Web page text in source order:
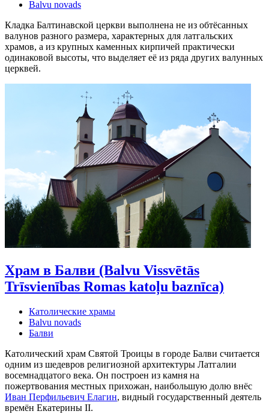
Balvu novads
Кладка Балтинавской церкви выполнена не из обтёсанных
валунов разного размера, характерных для латгальских
храмов, а из крупных каменных кирпичей практически
одинаковой высоты, что выделяет её из ряда других валунных
церквей.
Храм в Балви (Balvu Vissvētās
Trīsvienības Romas katoļu baznīca)
Католические храмы
Balvu novads
Балви
Католический храм Святой Троицы в городе Балви считается
одним из шедевров религиозной архитектуры Латгалии
восемнадцатого века. Он построен из камня на
пожертвования местных прихожан, наибольшую долю внёс
Иван Перфильевич Елагин, видный государственный деятель
времён Екатерины II.